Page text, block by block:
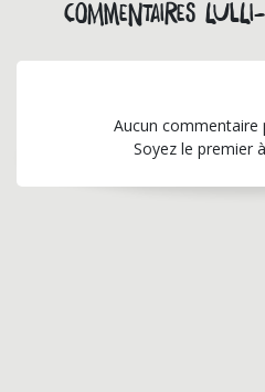
Commentaires
Aucun commentaire
Soyez le premier